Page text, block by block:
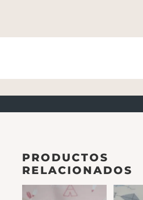
PRODUCTOS
RELACIONADOS